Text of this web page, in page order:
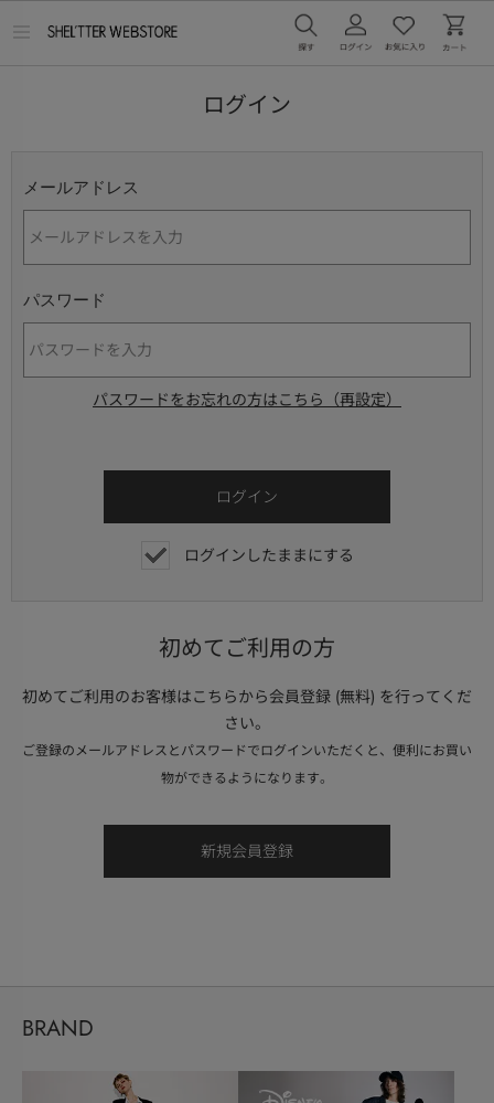
ログイン
メールアドレス
パスワード
パスワードをお忘れの方はこちら（再設定）
ログインしたままにする
初めてご利用の方
初めてご利用のお客様はこちらから会員登録 (無料) を行ってくだ
さい。
ご登録のメールアドレスとパスワードでログインいただくと、便利にお買い
物ができるようになります。
BRAND